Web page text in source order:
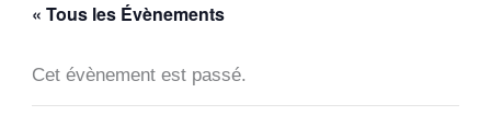
« Tous les Évènements
Cet évènement est passé.